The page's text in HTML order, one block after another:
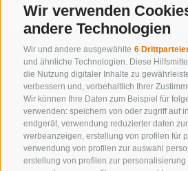
Wir verwenden
andere Technologien
Wir und andere ausgewählte 6
und ähnliche Technologien. Diese
die Nutzung digitaler Inhalte zu
verbessern und, vorbehaltlich Ihrer
Wir können Ihre Daten zum Beispiel für
verwenden: speichern von oder zugriff auf
endgerät, verwendung reduzierter daten
werbeanzeigen, erstellung von profilen für
verwendung von profilen zur auswahl
erstellung von profilen zur
NUR ONLINE BUCHBARE
Suche